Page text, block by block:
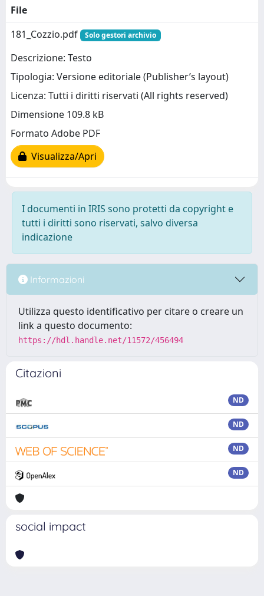
File
181_Cozzio.pdf
Solo gestori archivio
Descrizione: Testo
Tipologia: Versione editoriale (Publisher’s layout)
Licenza: Tutti i diritti riservati (All rights reserved)
Dimensione 109.8 kB
Formato Adobe PDF
Visualizza/Apri
I documenti in IRIS sono protetti da copyright e
tutti i diritti sono riservati, salvo diversa
indicazione
Informazioni
Utilizza questo identificativo per citare o creare un
link a questo documento:
https://hdl.handle.net/11572/456494
Citazioni
ND
ND
ND
ND
social impact